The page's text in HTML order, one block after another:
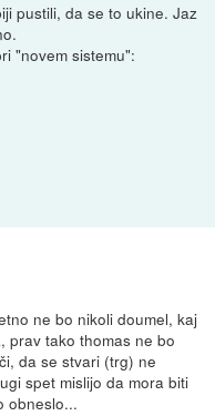
pustili, da se to ukine. Jaz
"novem sistemu":
ne bo nikoli doumel, kaj
prav tako thomas ne bo
da se stvari (trg) ne
spet mislijo da mora biti
obneslo...